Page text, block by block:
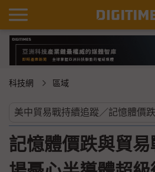
科技網 區域
記憶體價跌與貿